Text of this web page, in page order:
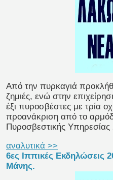
Από την πυρκαγιά
ζημιές, ενώ στην
έξι πυροσβέστες με τρία
προανάκριση από το
Πυροσβεστικής
αναλυτικά >>
6ες Ιππικές Εκδηλώσεις
Μάνης.